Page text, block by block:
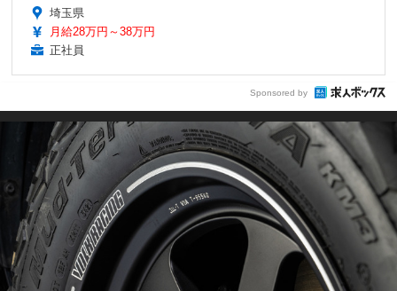
埼玉県
月給28万円～38万円
正社員
Sponsored by